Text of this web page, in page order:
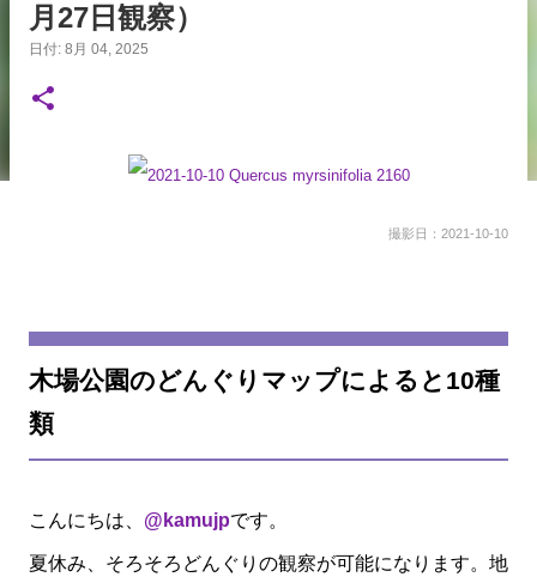
月27日観察）
日付: 8月 04, 2025
撮影日：2021-10-10
木場公園のどんぐりマップによると10種
類
こんにちは、 @kamujpです。
夏休み、そろそろどんぐりの観察が可能になります。地